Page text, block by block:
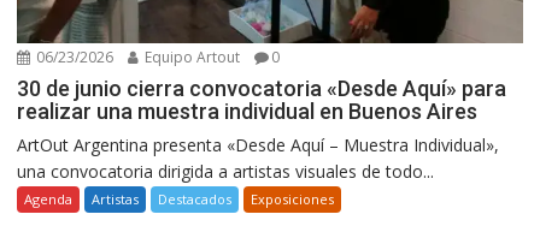
06/23/2026 Equipo Artout 0
30 de junio cierra convocatoria «Desde Aquí» para
realizar una muestra individual en Buenos Aires
ArtOut Argentina presenta «Desde Aquí – Muestra Individual»,
una convocatoria dirigida a artistas visuales de todo...
Agenda Artistas Destacados Exposiciones